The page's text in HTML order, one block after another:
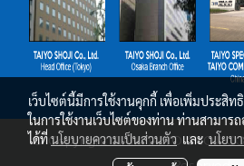
© Copyright SIAM TAIYO SHOJI
เว็บไซต์นี้มีการใช้งานคุกกี้ เพื่อเพิ่มประสิ
ในการใช้งานเว็บไซต์ของท่าน ท่านสามาร
ได้ที่นโยบายความเป็นส่วนตัว และ นโยบ